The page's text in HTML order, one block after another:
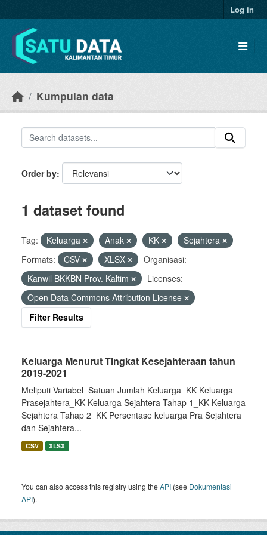
Log in
Kumpulan data
Order by
1 dataset found
Tag: Keluarga Anak KK
Sejahtera
Formats:
CSV XLSX
Organisasi:
Kanwil BKKBN Prov. Kaltim
Licenses:
Open Data Commons Attribution License
Filter Results
Keluarga Menurut Tingkat Kesejahteraan tahun
2019-2021
Meliputi Variabel_Satuan Jumlah Keluarga_KK Keluarga
Prasejahtera_KK Keluarga Sejahtera Tahap 1_KK Keluarga
Sejahtera Tahap 2_KK Persentase keluarga Pra Sejahtera
dan Sejahtera...
CSV XLSX
You can also access this registry using theAPI (see Dokumentasi
API).